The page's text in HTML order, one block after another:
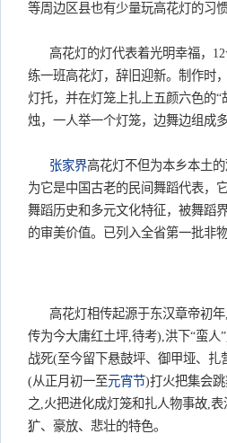
等周边区县也有少量玩高花灯的习惯
高花灯的灯代表着光明幸福，12
练一班高花灯，辞旧迎新。制作时
灯托，并在灯笼上扎上五颜六色的
烛，一人举一个灯笼，边舞边组成
张家界高花灯不但为本乡本土
为它是中国古老的民间舞蹈代表，
舞蹈历史和多元文化特征，被舞蹈
的审美价值。已列入全省第一批非
高花灯相传起源于东汉章帝初年,
传为今大庸红土坪,待考),洪下“蛮
战死(至今留下悬鼓坪、御甲垭、
(从正月初一至元宵节)打火把集会
之,火把进化成灯笼和扎人物事故,
犷、豪放、悲壮的特色。